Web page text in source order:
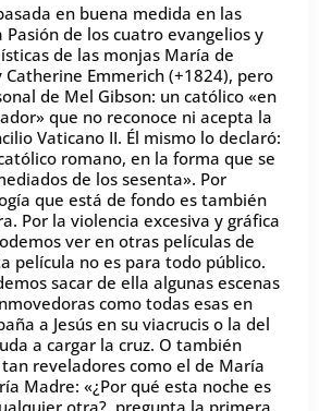
en buena medida en las
Pasión de los cuatro evangelios y
de las monjas María de
Catherine Emmerich (+1824), pero
de Mel Gibson: un católico «en
que no reconoce ni acepta la
Vaticano II. Él mismo lo declaró:
romano, en la forma que se
de los sesenta». Por
que está de fondo es también
Por la violencia excesiva y gráfica
ver en otras películas de
película no es para todo público.
sacar de ella algunas escenas
como todas esas en
a Jesús en su viacrucis o la del
a cargar la cruz. O también
reveladores como el de María
Madre: «¿Por qué esta noche es
otra?, pregunta la primera.